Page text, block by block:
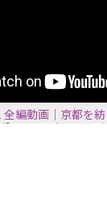
編動画｜京都を
】＜2026年7月5日